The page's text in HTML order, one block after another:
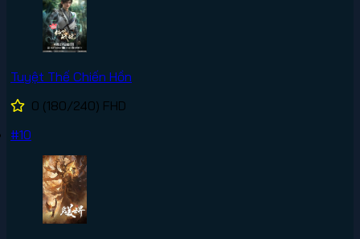
Tuyệt Thế Chiến Hồn
0 (180/240) FHD
#10